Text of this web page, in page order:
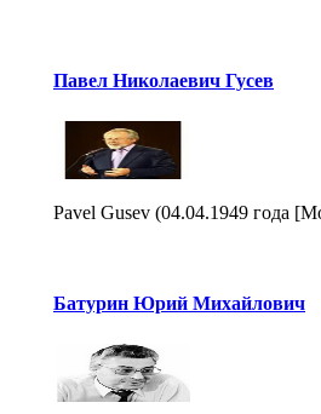
Павел Николаевич Гусев
Pavel Gusev (04.04.1949 года
Батурин Юрий Михайлович